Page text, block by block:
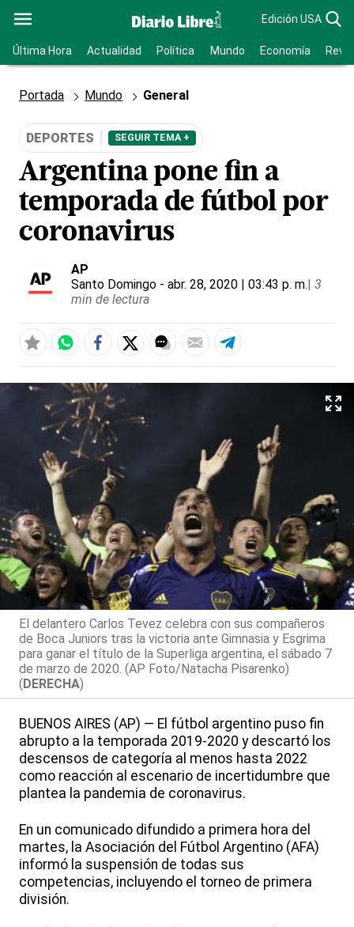
Edición USA
Última Hora Actualidad Política Mundo Economía
Portada Mundo General
DEPORTES SEGUIR TEMA +
Argentina pone fin a
temporada de fútbol por
coronavirus
AP
Santo Domingo - abr. 28, 2020 | 03:43 p. m.| 3
min de lectura
El delantero Carlos Tevez celebra con sus compañeros
de Boca Juniors tras la victoria ante Gimnasia y Esgrima
para ganar el título de la Superliga argentina, el sábado 7
de marzo de 2020. (AP Foto/Natacha Pisarenko)
(DERECHA)
BUENOS AIRES (AP) — El fútbol argentino puso fin
abrupto a la temporada 2019-2020 y descartó los
descensos de categoría al menos hasta 2022
como reacción al escenario de incertidumbre que
plantea la pandemia de coronavirus.
En un comunicado difundido a primera hora del
martes, la Asociación del Fútbol Argentino (AFA)
informó la suspensión de todas sus
competencias, incluyendo el torneo de primera
división.